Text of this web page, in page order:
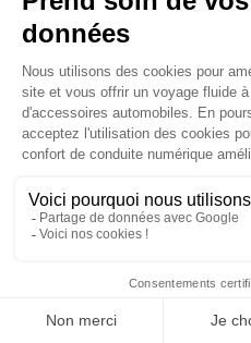
Pièces détachées BMW
Alimentation Carburant
Boitier papillon BMW
Faisceau de câble pour
d'aspiration BMW
Injecteur BMW
Pompe à carburant BMW
Pompe diesel BMW
Allumage / Préchauffage
Boitier de préchauffage
Amortissement BMW